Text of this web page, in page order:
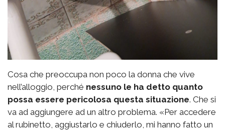
Cosa che preoccupa non poco la donna che vive
nell’alloggio, perché nessuno le ha detto quanto
possa essere pericolosa questa situazione. Che si
va ad aggiungere ad un altro problema. «Per accedere
al rubinetto, aggiustarlo e chiuderlo, mi hanno fatto un